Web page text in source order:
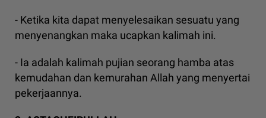
- Ketika kita dapat menyelesaikan sesuatu yang
menyenangkan maka ucapkan kalimah ini.
- Ia adalah kalimah pujian seorang hamba atas
kemudahan dan kemurahan Allah yang menyertai
pekerjaannya.